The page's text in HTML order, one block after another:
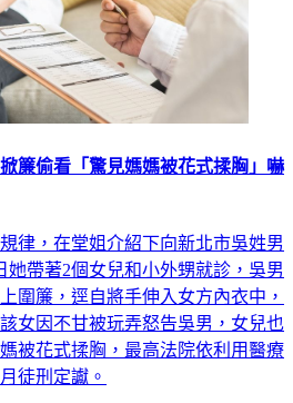
簾偷看「驚見媽媽被花式揉胸」嚇
律，在堂姐介紹下向新北市吳姓男
她帶著2個女兒和小外甥就診，吳男
圍簾，逕自將手伸入女方內衣中，
女因不甘被玩弄怒告吳男，女兒也
被花式揉胸，最高法院依利用醫療
徒刑定讞。